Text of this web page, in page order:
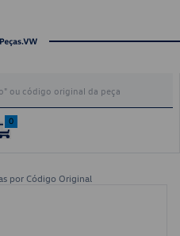
0
por Código Original